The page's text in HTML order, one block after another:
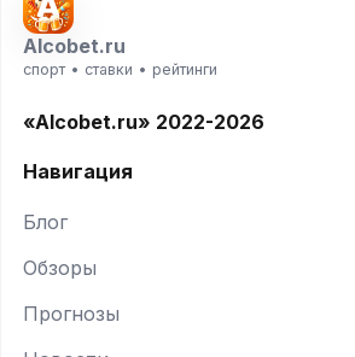
Alcobet.ru
спорт • ставки • рейтинги
«Alcobet.ru» 2022-2026
Навигация
Блог
Обзоры
Прогнозы